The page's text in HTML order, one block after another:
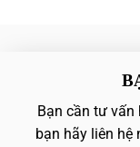
Bạn cần tư
bạn hãy liên hệ